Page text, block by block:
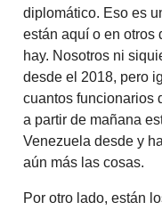
diplomático. Eso es
están aquí o en otros
hay. Nosotros ni
desde el 2018, pero
cuantos funcionarios
a partir de mañana
Venezuela desde y
aún más las cosas.
Por otro lado, están